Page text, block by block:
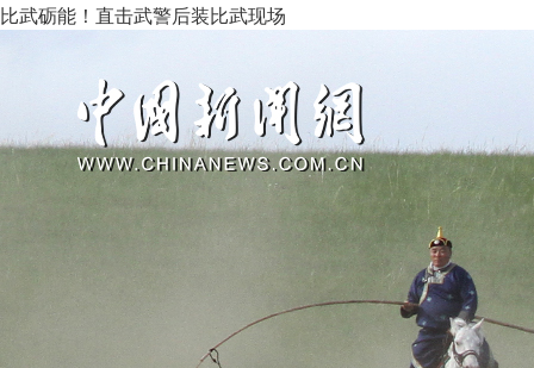
比武砺能！直击武警后装比武现场